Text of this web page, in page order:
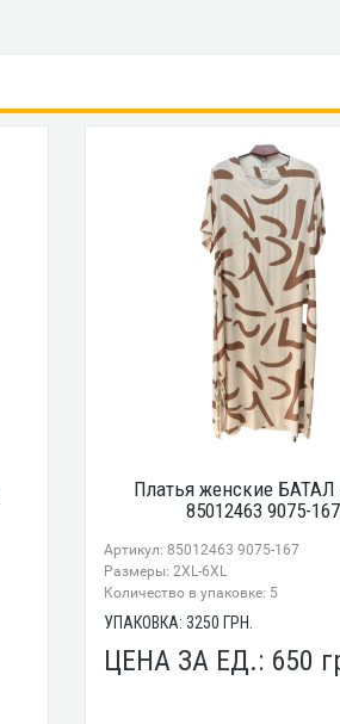
Платья женские БАТАЛ
85012463 9075-167
Артикул: 85012463 9075-167
Размеры: 2XL-6XL
Количество в упаковке: 5
УПАКОВКА: 3250 ГРН.
ЦЕНА ЗА ЕД.: 650